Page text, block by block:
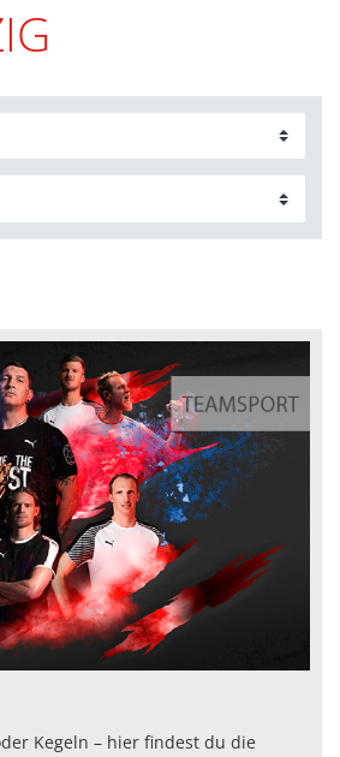
Kegeln – hier findest du die